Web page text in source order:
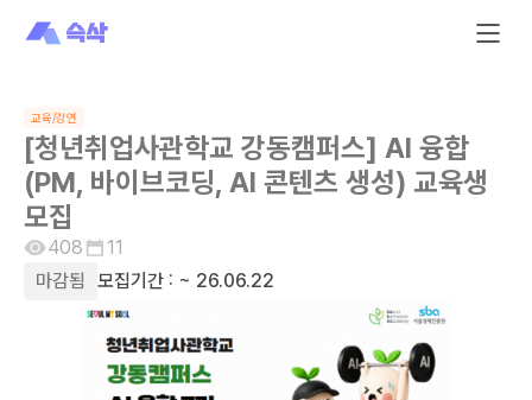
교육/강연
[청년취업사관학교 강동캠퍼스] AI 융합
(PM, 바이브코딩, AI 콘텐츠 생성) 교육생
모집
408
11
마감됨
모집기간 : ~ 26.06.22